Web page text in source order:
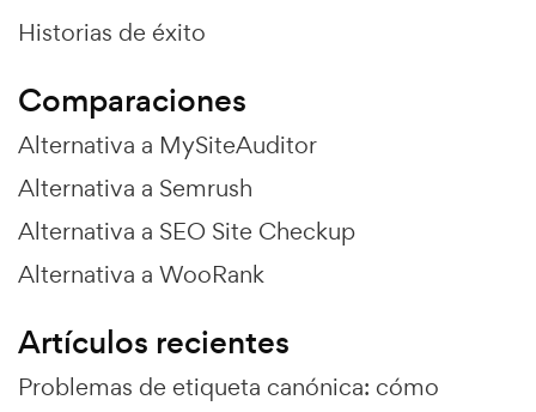
Historias de éxito
Comparaciones
Alternativa a MySiteAuditor
Alternativa a Semrush
Alternativa a SEO Site Checkup
Alternativa a WooRank
Artículos recientes
Problemas de etiqueta canónica: cómo